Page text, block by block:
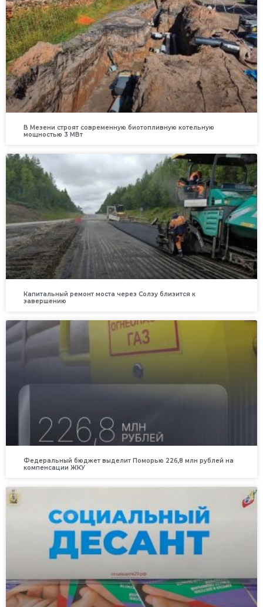
В Мезени строят современную биотопливную котельную
мощностью 3 МВт
Капитальный ремонт моста через Солзу близится к
завершению
Федеральный бюджет выделит Поморью 226,8 млн рублей на
компенсации ЖКУ